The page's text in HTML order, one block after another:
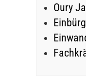
Oury